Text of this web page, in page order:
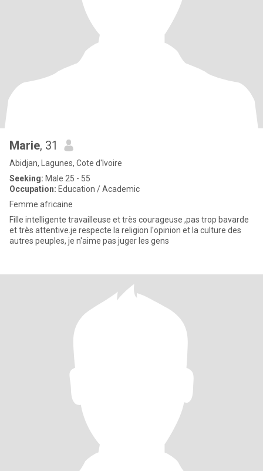
Marie, 31
Abidjan, Lagunes, Cote d'Ivoire
Seeking: Male 25 - 55
Occupation: Education / Academic
Femme africaine
Fille intelligente travailleuse et très courageuse ,pas trop bavarde
et très attentive.je respecte la religion l'opinion et la culture des
autres peuples, je n'aime pas juger les gens